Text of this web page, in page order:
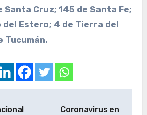
Santa Cruz; 145 de Santa Fe;
del Estero; 4 de Tierra del
Tucumán.
Coronavirus en